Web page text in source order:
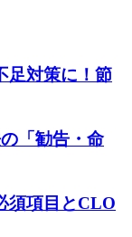
足対策に！節
「勧告・命
須項目とCLO